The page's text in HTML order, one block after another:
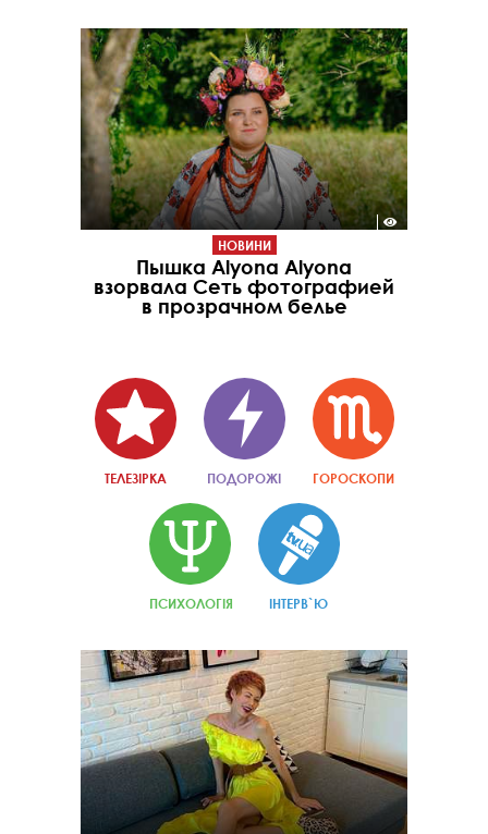
НОВИНИ
Пышка Alyona Alyona
взорвала Сеть фотографией
в прозрачном белье
ТЕЛЕЗІРКА ПОДОРОЖІ ГОРОСКОПИ
ПСИХОЛОГІЯ ІНТЕРВ`Ю